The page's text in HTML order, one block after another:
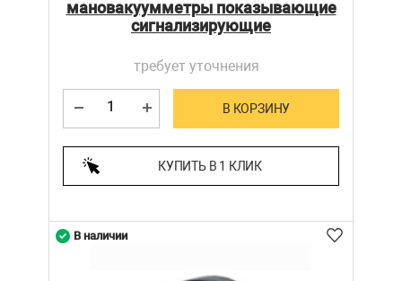
мановакуумметры показывающие
сигнализирующие
требует уточнения
В КОРЗИНУ
КУПИТЬ В 1 КЛИК
В наличии